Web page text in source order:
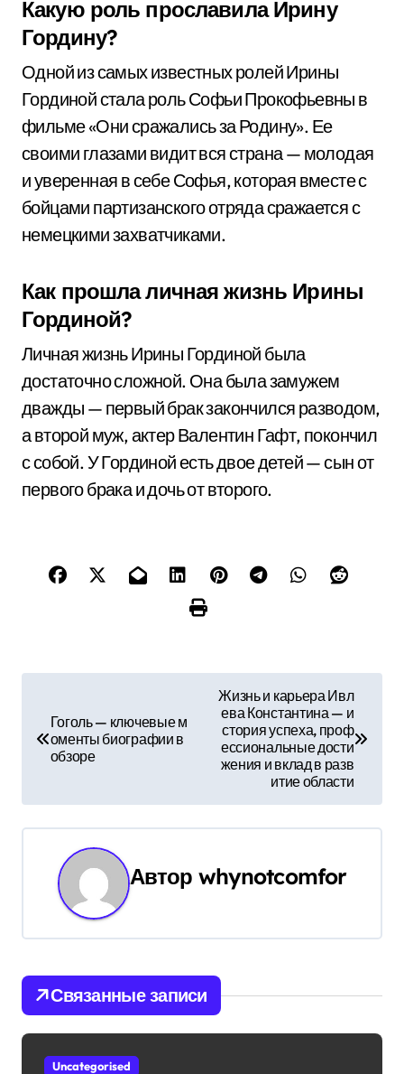
Какую роль прославила Ирину
Гордину?
Одной из самых известных ролей Ирины
Гординой стала роль Софьи Прокофьевны в
фильме «Они сражались за Родину». Ее
своими глазами видит вся страна — молодая
и уверенная в себе Софья, которая вместе с
бойцами партизанского отряда сражается с
немецкими захватчиками.
Как прошла личная жизнь Ирины
Гординой?
Личная жизнь Ирины Гординой была
достаточно сложной. Она была замужем
дважды — первый брак закончился разводом,
а второй муж, актер Валентин Гафт, покончил
с собой. У Гординой есть двое детей — сын от
первого брака и дочь от второго.
и
г
и
я
п
Гоголь — ключевые м
оменты биографии в
обзоре
Жизнь и карьера Ивл
ева Константина — и
стория успеха, проф
ессиональные дости
жения и вклад в разв
итие области
Автор whynotcomfor
Связанные записи
Uncategorised